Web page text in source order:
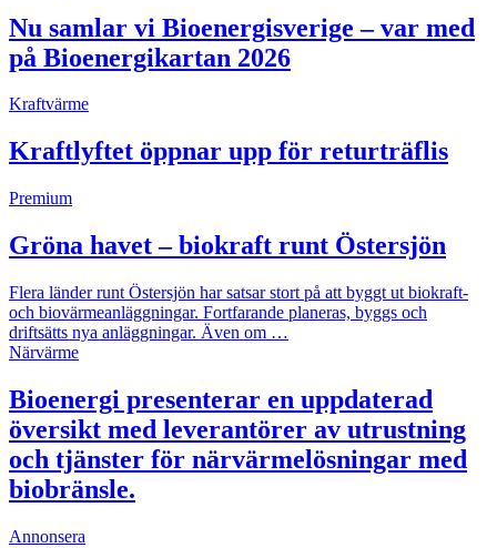
Nu samlar vi Bioenergisverige – var med
på Bioenergikartan 2026
Kraftvärme
Kraftlyftet öppnar upp för returträflis
Premium
Gröna havet – biokraft runt Östersjön
Flera länder runt Östersjön har satsar stort på att byggt ut biokraft-
och biovärmeanläggningar. Fortfarande planeras, byggs och
driftsätts nya anläggningar. Även om …
Närvärme
Bioenergi presenterar en uppdaterad
översikt med leverantörer av utrustning
och tjänster för närvärmelösningar med
biobränsle.
Annonsera